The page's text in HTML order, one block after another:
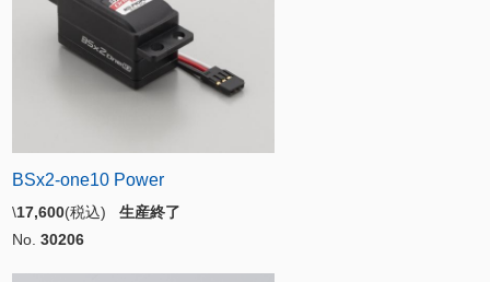
BSx2-one10 Power
\17,600(税込) 生産終了
No. 30206